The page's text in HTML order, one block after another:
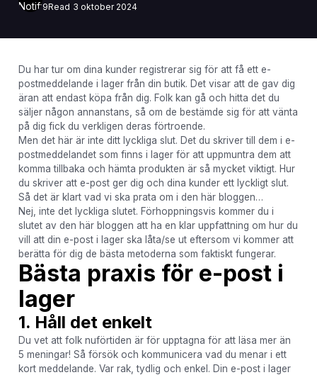
9Read 3 oktober 2024
Du har tur om dina kunder registrerar sig för att få ett e-
postmeddelande i lager från din butik. Det visar att de gav dig
äran att endast köpa från dig. Folk kan gå och hitta det du
säljer någon annanstans, så om de bestämde sig för att vänta
på dig fick du verkligen deras förtroende.
Men det här är inte ditt lyckliga slut. Det du skriver till dem i e-
postmeddelandet som finns i lager för att uppmuntra dem att
komma tillbaka och hämta produkten är så mycket viktigt. Hur
du skriver att e-post ger dig och dina kunder ett lyckligt slut.
Så det är klart vad vi ska prata om i den här bloggen…
Nej, inte det lyckliga slutet. Förhoppningsvis kommer du i
slutet av den här bloggen att ha en klar uppfattning om hur du
vill att din e-post i lager ska låta/se ut eftersom vi kommer att
berätta för dig de bästa metoderna som faktiskt fungerar.
Bästa praxis för e-post i
lager
1. Håll det enkelt
Du vet att folk nuförtiden är för upptagna för att läsa mer än
5 meningar! Så försök och kommunicera vad du menar i ett
kort meddelande. Var rak, tydlig och enkel. Din e-post i lager